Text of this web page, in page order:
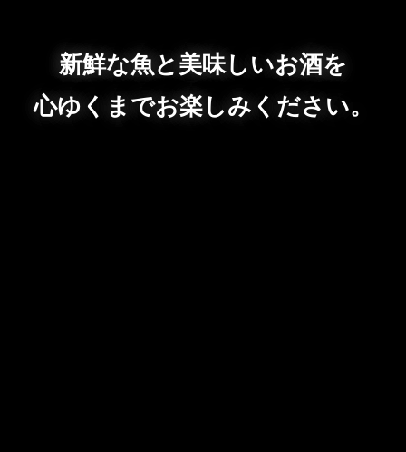
新鮮な魚と美味しいお酒を
心ゆくまでお楽しみください。